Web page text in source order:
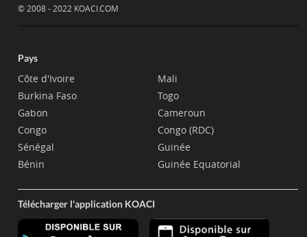
© 2008 - 2022 KOACI.COM
Pays
Côte d'Ivoire
Burkina Faso
Gabon
Congo
Sénégal
Bénin
Mali
Togo
Cameroun
Congo (RDC)
Guinée
Guinée Equatorial
Télécharger l'application KOACI